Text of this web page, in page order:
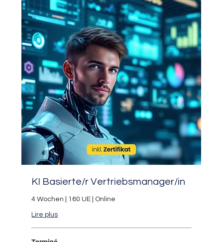
KI Basierte/r Vertriebsmanager/in
4 Wochen | 160 UE | Online
Lire plus